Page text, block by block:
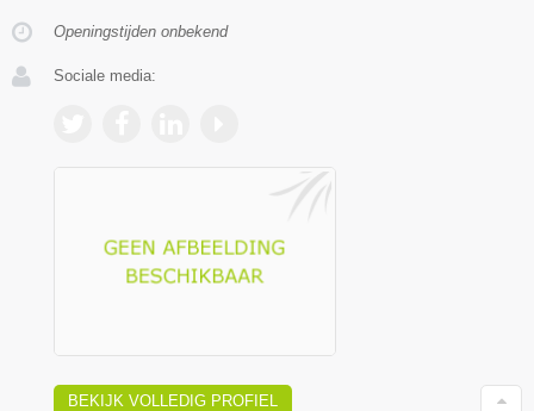
Openingstijden onbekend
Sociale media:
BEKIJK VOLLEDIG PROFIEL